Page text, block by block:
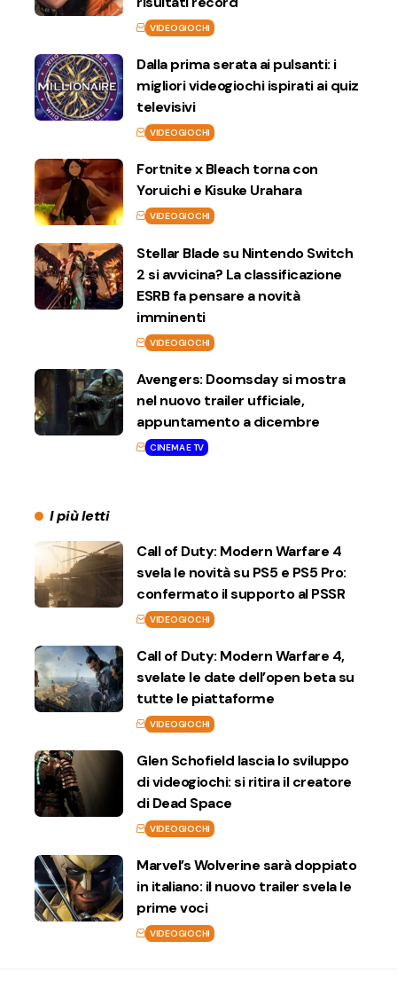
VIDEOGIOCHI
Dalla prima serata ai pulsanti: i
migliori videogiochi ispirati ai quiz
televisivi
VIDEOGIOCHI
Fortnite x Bleach torna con
Yoruichi e Kisuke Urahara
VIDEOGIOCHI
Stellar Blade su Nintendo Switch
2 si avvicina? La classificazione
ESRB fa pensare a novità
imminenti
VIDEOGIOCHI
Avengers: Doomsday si mostra
nel nuovo trailer ufficiale,
appuntamento a dicembre
CINEMA E TV
I più letti
Call of Duty: Modern Warfare 4
svela le novità su PS5 e PS5 Pro:
confermato il supporto al PSSR
VIDEOGIOCHI
Call of Duty: Modern Warfare 4,
svelate le date dell’open beta su
tutte le piattaforme
VIDEOGIOCHI
Glen Schofield lascia lo sviluppo
di videogiochi: si ritira il creatore
di Dead Space
VIDEOGIOCHI
Marvel’s Wolverine sarà doppiato
in italiano: il nuovo trailer svela le
prime voci
VIDEOGIOCHI